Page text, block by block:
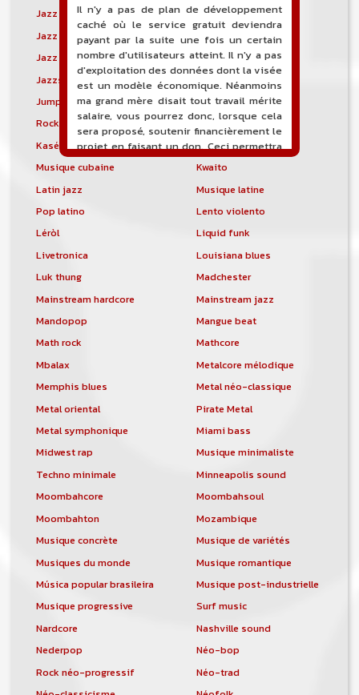
Jazz blues
Jazz modal
Jazz Nouvelle-Orléans
Jazz punk
Jazz vocal
Jazz-funk
Jazzstep
Jersey club
Jump blues
Jump-up
Rock canadien
Kansas City blues
Kasékò
Kizomba
Musique cubaine
Kwaito
Latin jazz
Musique latine
Pop latino
Lento violento
Léròl
Liquid funk
Livetronica
Louisiana blues
Luk thung
Madchester
Mainstream hardcore
Mainstream jazz
Mandopop
Mangue beat
Math rock
Mathcore
Mbalax
Metalcore mélodique
Memphis blues
Metal néo-classique
Metal oriental
Pirate Metal
Metal symphonique
Miami bass
Midwest rap
Musique minimaliste
Techno minimale
Minneapolis sound
Moombahcore
Moombahsoul
Moombahton
Mozambique
Musique concrète
Musique de variétés
Musiques du monde
Musique romantique
Música popular brasileira
Musique post-industrielle
Musique progressive
Surf music
Nardcore
Nashville sound
Nederpop
Néo-bop
Rock néo-progressif
Néo-trad
Il n'y a pas de plan de développement
caché où le service gratuit deviendra
payant par la suite une fois un certain
nombre d'utilisateurs atteint. Il n'y a pas
d'exploitation des données dont la visée
est un modèle économique. Néanmoins
ma grand mère disait tout travail mérite
salaire, vous pourrez donc, lorsque cela
sera proposé, soutenir financièrement le
projet en faisant un don. Ceci permettra
de financer l'hébergement, le nom de
de développement du site, et peut-être
une campagne de communication. Il va
comptabilité sera totalement publique
visible directement sur le site.
Un nouveau service de petites annonces
pour musicien vous est proposé sur le
site. Ce service permet, lorsque vous
êtes musiciens ou un groupe, un
orchestre, DJ, etc... de chercher un/des